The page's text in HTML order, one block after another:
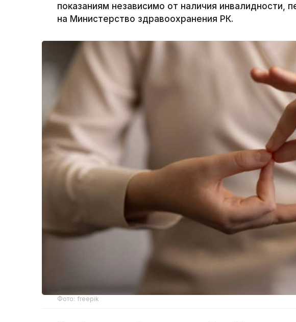
показаниям независимо от наличия инвалидности,
на Министерство здравоохранения РК.
Фото: freepik